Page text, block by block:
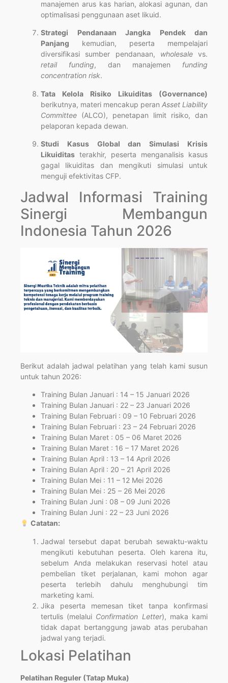
manajemen arus kas harian, alokasi agunan, dan
optimalisasi penggunaan aset likuid.
Strategi Pendanaan Jangka Pendek dan
Panjang kemudian, peserta mempelajari
diversifikasi sumber pendanaan, wholesalevs.
retail funding, dan manajemen funding
concentration risk.
Tata Kelola Risiko Likuiditas (Governance)
berikutnya, materi mencakup peran Asset Liability
Committee (ALCO), penetapan limit risiko, dan
pelaporan kepada dewan.
Studi Kasus Global dan Simulasi Krisis
Likuiditas terakhir, peserta menganalisis kasus
gagal likuiditas dan mengikuti simulasi untuk
menguji efektivitas CFP.
Jadwal Informasi Training
Sinergi Membangun
Indonesia Tahun 2026
Berikut adalah jadwal pelatihan yang telah kami susun
untuk tahun 2026:
Training Bulan Januari : 14 – 15 Januari 2026
Training Bulan Januari : 22 – 23 Januari 2026
Training Bulan Februari : 09 – 10 Februari 2026
Training Bulan Februari : 23 – 24 Februari 2026
Training Bulan Maret : 05 – 06 Maret 2026
Training Bulan Maret : 16 – 17 Maret 2026
Training Bulan April : 13 – 14 April 2026
Training Bulan April : 20 – 21 April 2026
Training Bulan Mei : 11 – 12 Mei 2026
Training Bulan Mei : 25 – 26 Mei 2026
Training Bulan Juni : 08 – 09 Juni 2026
Training Bulan Juni : 22 – 23 Juni 2026
Catatan:
Jadwal tersebut dapat berubah sewaktu-waktu
mengikuti kebutuhan peserta. Oleh karena itu,
sebelum Anda melakukan reservasi hotel atau
pembelian tiket perjalanan, kami mohon agar
peserta terlebih dahulu menghubungi tim
marketing kami.
Jika peserta memesan tiket tanpa konfirmasi
tertulis (melalui Confirmation Letter), maka kami
tidak dapat bertanggung jawab atas perubahan
jadwal yang terjadi.
Lokasi Pelatihan
Pelatihan Reguler (Tatap Muka)